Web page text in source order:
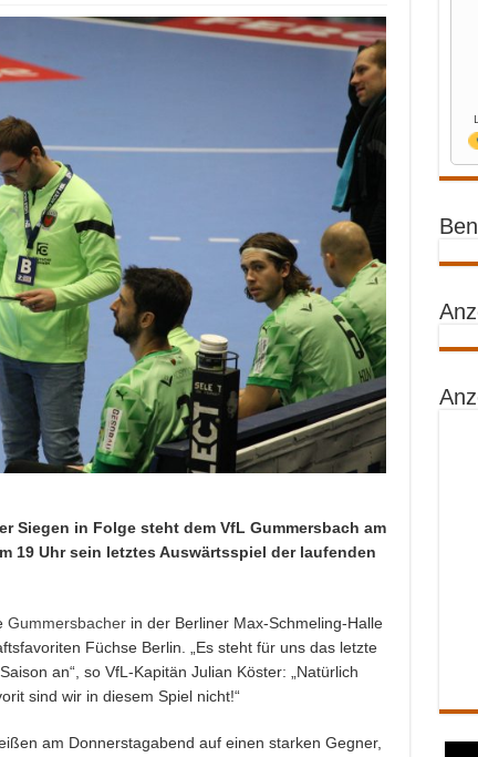
Siegen in Folge steht dem VfL Gummersbach am
19 Uhr sein letztes Auswärtsspiel der laufenden
Gummersbacherin der Berliner Max-Schmeling-Halle
Füchse Berlin. „Es steht für uns das letzte
an“, so VfL-Kapitän Julian Köster: „Natürlich
sind wir in diesem Spiel nicht!“
am Donnerstagabend auf einen starken Gegner,